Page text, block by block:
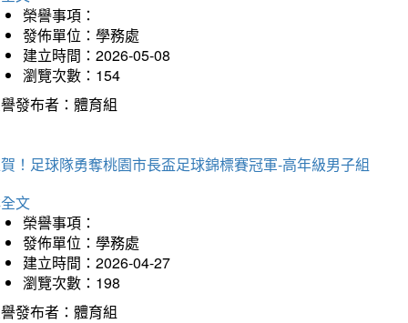
榮譽事項：
發佈單位：學務處
建立時間：2026-05-08
瀏覽次數：154
發布者：體育組
！足球隊勇奪桃園市長盃足球錦標賽冠軍-高年級男子組
文
榮譽事項：
發佈單位：學務處
建立時間：2026-04-27
瀏覽次數：198
發布者：體育組